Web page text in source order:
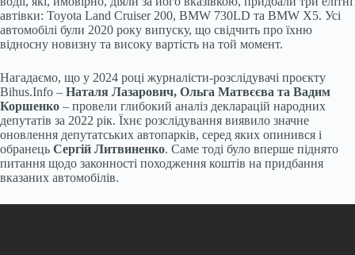
автівки: Toyota Land Cruiser 200, BMW 730LD та BMW X5. Усі
автомобілі були 2020 року випуску, що свідчить про їхню
відносну новизну та високу вартість на той момент.
Нагадаємо, що у 2024 році журналісти-розслідувачі проєкту
Bihus.Info – Наталя Лазарович, Ольга Матвєєва та Вадим
Коршенко – провели глибокий аналіз декларацій народних
депутатів за 2022 рік. Їхнє розслідування виявило значне
оновлення депутатських автопарків, серед яких опинився і
обранець Сергій Литвиненко. Саме тоді було вперше піднято
питання щодо законності походження коштів на придбання
вказаних автомобілів.